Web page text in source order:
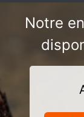
Notre